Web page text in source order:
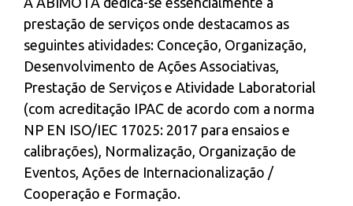
prestação de serviços onde destacamos as
seguintes atividades: Conceção, Organização,
Desenvolvimento de Ações Associativas,
Prestação de Serviços e Atividade Laboratorial
(com acreditação IPAC de acordo com a norma
NP EN ISO/IEC 17025: 2017 para ensaios e
calibrações), Normalização, Organização de
Eventos, Ações de Internacionalização /
Cooperação e Formação.